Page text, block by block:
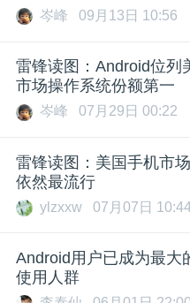
机
岑峰 09月13日 10:56
雷锋读图：Android位列
市场操作系统份额第一
岑峰 07月29日 00:22
雷锋读图：美国手机市
依然最流行
ylzxxw 07月07日
Android用户已成为最大
使用人群